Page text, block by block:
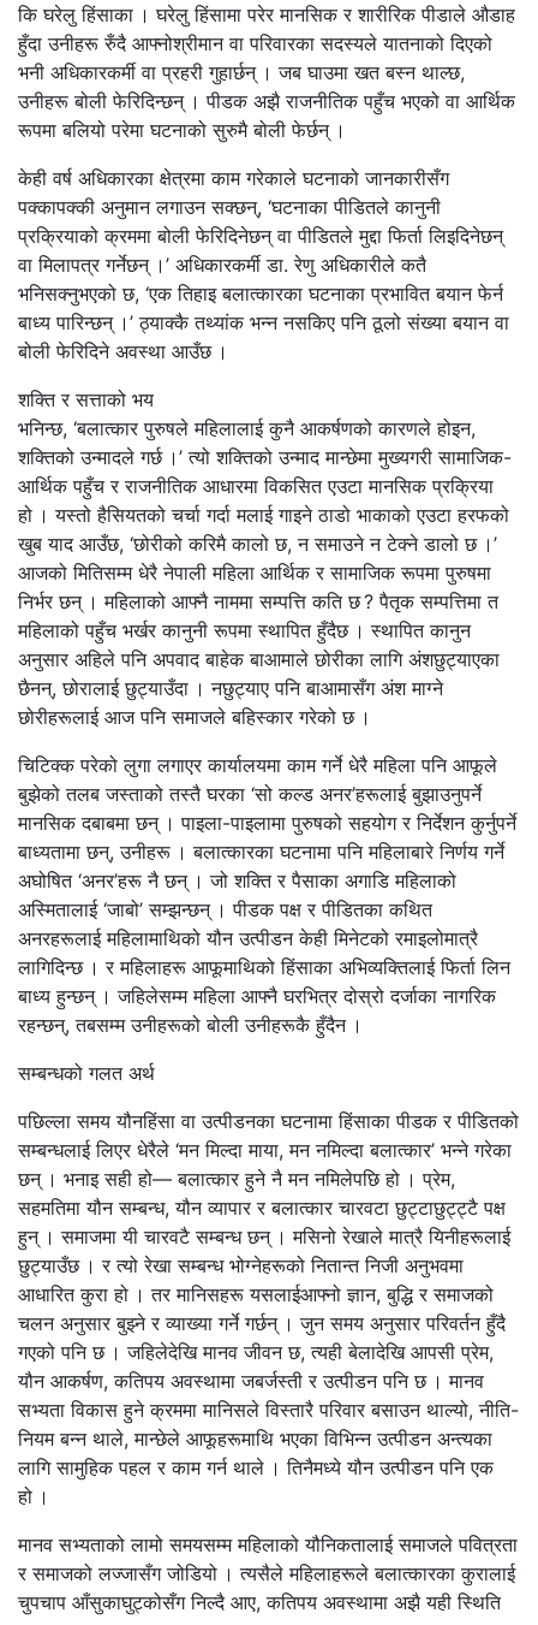
कि घरेलु हिंसाका । घरेलु हिंसामा परेर मानसिक र शारीरिक पीडाले औडाह
हुँदा उनीहरू रुँदै आफ्नोश्रीमान वा परिवारका सदस्यले यातनाको दिएको
भनी अधिकारकर्मी वा प्रहरी गुहार्छन् । जब घाउमा खत बस्न थाल्छ,
उनीहरू बोली फेरिदिन्छन् । पीडक अझै राजनीतिक पहुँच भएको वा आर्थिक
रूपमा बलियो परेमा घटनाको सुरुमै बोली फेर्छन् ।
केही वर्ष अधिकारका क्षेत्रमा काम गरेकाले घटनाको जानकारीसँग
पक्कापक्की अनुमान लगाउन सक्छन्, ‘घटनाका पीडितले कानुनी
प्रक्रियाको क्रममा बोली फेरिदिनेछन् वा पीडितले मुद्दा फिर्ता लिइदिनेछन्
वा मिलापत्र गर्नेछन् ।’ अधिकारकर्मी डा. रेणु अधिकारीले कतै
भनिसक्नुभएको छ, ‘एक तिहाइ बलात्कारका घटनाका प्रभावित बयान फेर्न
बाध्य पारिन्छन् ।’ ठ्याक्कै तथ्यांक भन्न नसकिए पनि ठूलो संख्या बयान वा
बोली फेरिदिने अवस्था आउँछ ।
शक्ति र सत्ताको भय
भनिन्छ, ‘बलात्कार पुरुषले महिलालाई कुनै आकर्षणको कारणले होइन,
शक्तिको उन्मादले गर्छ ।’ त्यो शक्तिको उन्माद मान्छेमा मुख्यगरी सामाजिक-
आर्थिक पहुँच र राजनीतिक आधारमा विकसित एउटा मानसिक प्रक्रिया
हो । यस्तो हैसियतको चर्चा गर्दा मलाई गाइने ठाडो भाकाको एउटा हरफको
खुब याद आउँछ, ‘छोरीको करिमै कालो छ, न समाउने न टेक्ने डालो छ ।’
आजको मितिसम्म धेरै नेपाली महिला आर्थिक र सामाजिक रूपमा पुरुषमा
निर्भर छन् । महिलाको आफ्नै नाममा सम्पत्ति कति छ ? पैतृक सम्पत्तिमा त
महिलाको पहुँच भर्खर कानुनी रूपमा स्थापित हुँदैछ । स्थापित कानुन
अनुसार अहिले पनि अपवाद बाहेक बाआमाले छोरीका लागि अंशछुट्याएका
छैनन्, छोरालाई छुट्याउँदा । नछुट्याए पनि बाआमासँग अंश माग्ने
छोरीहरूलाई आज पनि समाजले बहिस्कार गरेको छ ।
चिटिक्क परेको लुगा लगाएर कार्यालयमा काम गर्ने धेरै महिला पनि आफूले
बुझेको तलब जस्ताको तस्तै घरका ‘सो कल्ड अनर’हरूलाई बुझाउनुपर्ने
मानसिक दबाबमा छन् । पाइला-पाइलामा पुरुषको सहयोग र निर्देशन कुर्नुपर्ने
बाध्यतामा छन्, उनीहरू । बलात्कारका घटनामा पनि महिलाबारे निर्णय गर्ने
अघोषित ‘अनर’हरू नै छन् । जो शक्ति र पैसाका अगाडि महिलाको
अस्मितालाई ‘जाबो’ सम्झन्छन् । पीडक पक्ष र पीडितका कथित
अनरहरूलाई महिलामाथिको यौन उत्पीडन केही मिनेटको रमाइलोमात्रै
लागिदिन्छ । र महिलाहरू आफूमाथिको हिंसाका अभिव्यक्तिलाई फिर्ता लिन
बाध्य हुन्छन् । जहिलेसम्म महिला आफ्नै घरभित्र दोस्रो दर्जाका नागरिक
रहन्छन्, तबसम्म उनीहरूको बोली उनीहरूकै हुँदैन ।
सम्बन्धको गलत अर्थ
पछिल्ला समय यौनहिंसा वा उत्पीडनका घटनामा हिंसाका पीडक र पीडितको
सम्बन्धलाई लिएर धेरैले ‘मन मिल्दा माया, मन नमिल्दा बलात्कार’ भन्ने गरेका
छन् । भनाइ सही हो— बलात्कार हुने नै मन नमिलेपछि हो । प्रेम,
सहमतिमा यौन सम्बन्ध, यौन व्यापार र बलात्कार चारवटा छुट्टाछुट्ट्टै पक्ष
हुन् । समाजमा यी चारवटै सम्बन्ध छन् । मसिनो रेखाले मात्रै यिनीहरूलाई
छुट्याउँछ । र त्यो रेखा सम्बन्ध भोग्नेहरूको नितान्त निजी अनुभवमा
आधारित कुरा हो । तर मानिसहरू यसलाईआफ्नो ज्ञान, बुद्धि र समाजको
चलन अनुसार बुझ्ने र व्याख्या गर्ने गर्छन् । जुन समय अनुसार परिवर्तन हुँदै
गएको पनि छ । जहिलेदेखि मानव जीवन छ, त्यही बेलादेखि आपसी प्रेम,
यौन आकर्षण, कतिपय अवस्थामा जबर्जस्ती र उत्पीडन पनि छ । मानव
सभ्यता विकास हुने क्रममा मानिसले विस्तारै परिवार बसाउन थाल्यो, नीति-
नियम बन्न थाले, मान्छेले आफूहरूमाथि भएका विभिन्न उत्पीडन अन्त्यका
लागि सामुहिक पहल र काम गर्न थाले । तिनैमध्ये यौन उत्पीडन पनि एक
हो ।
मानव सभ्यताको लामो समयसम्म महिलाको यौनिकतालाई समाजले पवित्रता
र समाजको लज्जासँग जोडियो । त्यसैले महिलाहरूले बलात्कारका कुरालाई
चुपचाप आँसुकाघुट्कोसँग निल्दै आए, कतिपय अवस्थामा अझै यही स्थिति